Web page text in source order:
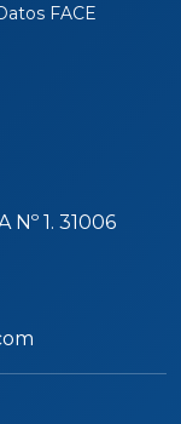
FACE
Nº 1. 31006